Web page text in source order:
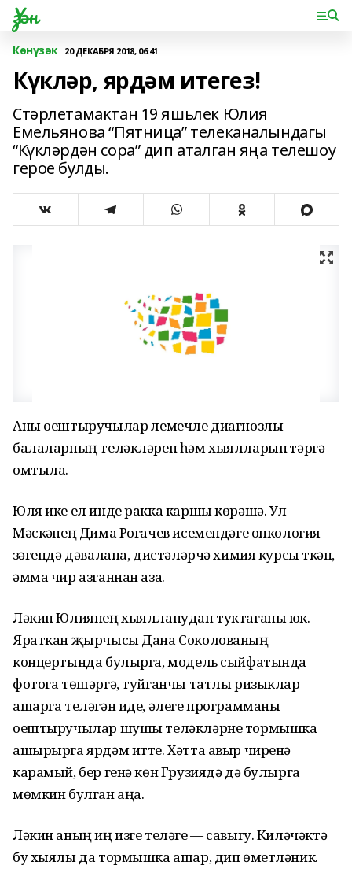
Үзән
Көнүзәк 20 ДЕКАБРЯ 2018, 06:41
Күкләр, ярдәм итегез!
Стәрлетамактан 19 яшьлек Юлия
Емельянова “Пятница” телеканалындагы
“Күкләрдән сора” дип аталган яңа телешоу
герое булды.
Аны оештыручылар үлемечле диагнозлы
балаларның теләкләрен һәм хыялларын үтәргә
омтыла.
Юля ике ел инде ракка каршы көрәшә. Ул
Мәскәүнең Дима Рогачев исемендәге онкология
үзәгендә дәвалана, дистәләрчә химия курсы үткән,
әмма чир азганнан аза.
Ләкин Юлиянең хыялланудан туктаганы юк.
Яраткан җырчысы Дана Соколованың
концертында булырга, модель сыйфатында
фотога төшәргә, туйганчы татлы ризыклар
ашарга теләгән иде, әлеге программаны
оештыручылар шушы теләкләрне тормышка
ашырырга ярдәм итте. Хәтта авыр чиренә
карамый, бер генә көн Грузиядә дә булырга
мөмкин булган аңа.
Ләкин аның иң изге теләге — савыгу. Киләчәктә
бу хыялы да тормышка ашар, дип өметләник.